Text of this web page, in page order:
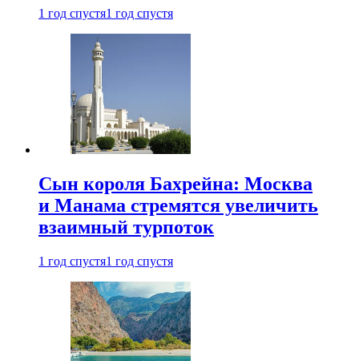
1 год спустя1 год спустя
Сын короля Бахрейна: Москва
и Манама стремятся увеличить
взаимный турпоток
1 год спустя1 год спустя